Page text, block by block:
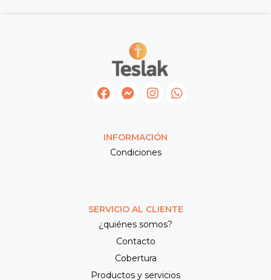
INFORMACIÓN
Condiciones
SERVICIO AL CLIENTE
¿quiénes somos?
Contacto
Cobertura
Productos y servicios